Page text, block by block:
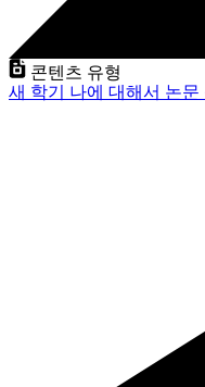
콘텐츠 유형
새 학기 나에 대해서 논문